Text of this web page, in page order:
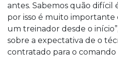
antes. Sabemos quão difícil
por isso é muito
um treinador desde o
sobre a expectativa de o
contratado para o comando